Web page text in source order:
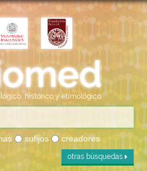
histórico y etimológico
sufijos creadores
otras búsquedas